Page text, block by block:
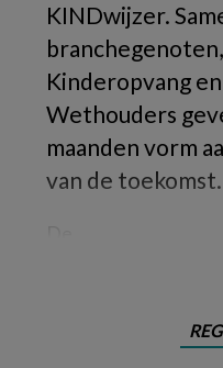
KINDwijzer.
Kinderopvang
Wethouders
maanden vorm
van de toekomst.